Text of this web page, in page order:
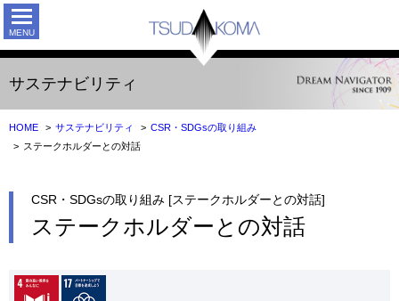
サステナビリティ
HOME サステナビリティ
CSR・SDGsの取り組み
ステークホルダーとの対話
CSR・SDGsの取り組み [ステークホルダーとの対話]
ステークホルダーとの対話